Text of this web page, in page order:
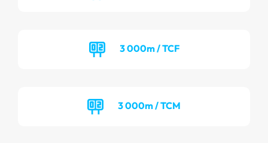
3 000m / TCF
3 000m / TCM